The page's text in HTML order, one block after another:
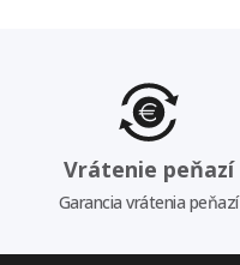
Vrátenie peňazí
Garancia vrátenia peňazí